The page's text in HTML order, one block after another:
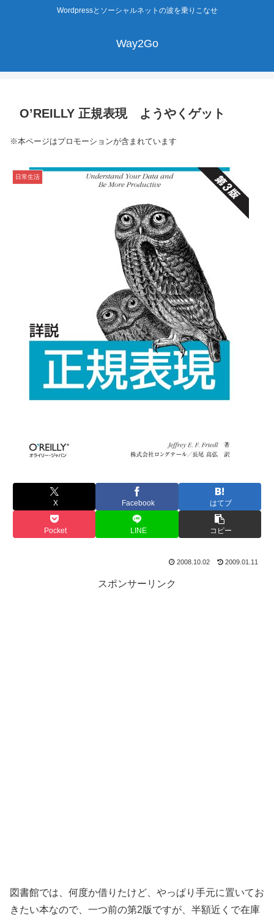
Wordpressとソーシャルネットの波を乗りこなせ
Way2Go
O’REILLY 正規表現 ようやくゲット
※本ページはプロモーションが含まれています
日常生活
X Facebook はてブ
Pocket LINE コピー
2008.10.02 2009.01.11
スポンサーリンク
図書館では、何度か借りたけど、やっぱり手元に置いてお
きたい本なので、一つ前の第2版ですが、半額近くで在庫